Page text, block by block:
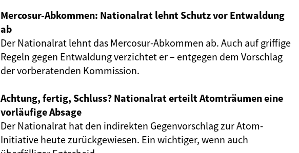
Mercosur-Abkommen: Nationalrat lehnt Schutz vor Entwaldung
ab
Der Nationalrat lehnt das Mercosur-Abkommen ab. Auch auf griffige
Regeln gegen Entwaldung verzichtet er – entgegen dem Vorschlag
der vorberatenden Kommission.
Achtung, fertig, Schluss? Nationalrat erteilt Atomträumen eine
vorläufige Absage
Der Nationalrat hat den indirekten Gegenvorschlag zur Atom-
Initiative heute zurückgewiesen. Ein wichtiger, wenn auch